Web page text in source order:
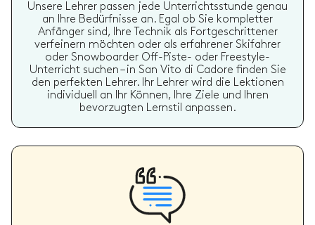
Unsere Lehrer passen jede Unterrichtsstunde genau
an Ihre Bedürfnisse an. Egal ob Sie kompletter
Anfänger sind, Ihre Technik als Fortgeschrittener
verfeinern möchten oder als erfahrener Skifahrer
oder Snowboarder Off-Piste- oder Freestyle-
Unterricht suchen – in San Vito di Cadore finden Sie
den perfekten Lehrer. Ihr Lehrer wird die Lektionen
individuell an Ihr Können, Ihre Ziele und Ihren
bevorzugten Lernstil anpassen.